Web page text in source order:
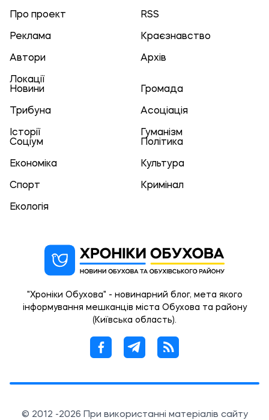
Про проект RSS
Реклама Краєзнавство
Автори Архів
Локації
Новини
Громада
Трибуна Асоціація
Історії
Гуманізм
Соціум
Політика
Економіка Культура
Спорт Кримінал
Екологія
"Хроніки Обухова" - новинарний блог, мета якого
інформування мешканців міста Обухова та району
(Київська область).
© 2012 -2026 При використанні матеріалів сайту